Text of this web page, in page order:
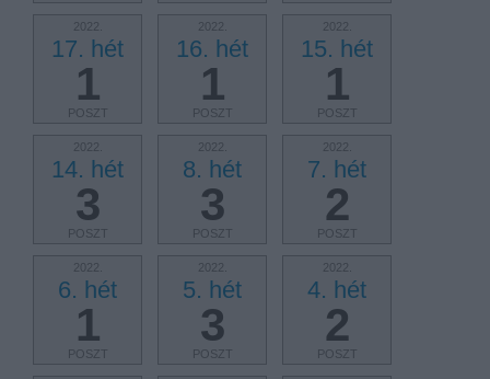
2022.
17. hét
1
POSZT
2022.
16. hét
1
POSZT
2022.
15. hét
1
POSZT
2022.
14. hét
3
POSZT
2022.
8. hét
3
POSZT
2022.
7. hét
2
POSZT
2022.
6. hét
1
POSZT
2022.
5. hét
3
POSZT
2022.
4. hét
2
POSZT